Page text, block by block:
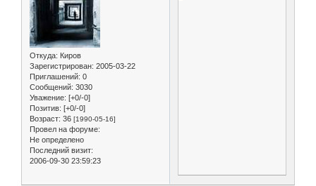
Откуда: Киров
Зарегистрирован: 2005-03-22
Приглашений: 0
Сообщений: 3030
Уважение: [+0/-0]
Позитив: [+0/-0]
Возраст: 36 [1990-05-16]
Провел на форуме:
Не определено
Последний визит:
2006-09-30 23:59:23